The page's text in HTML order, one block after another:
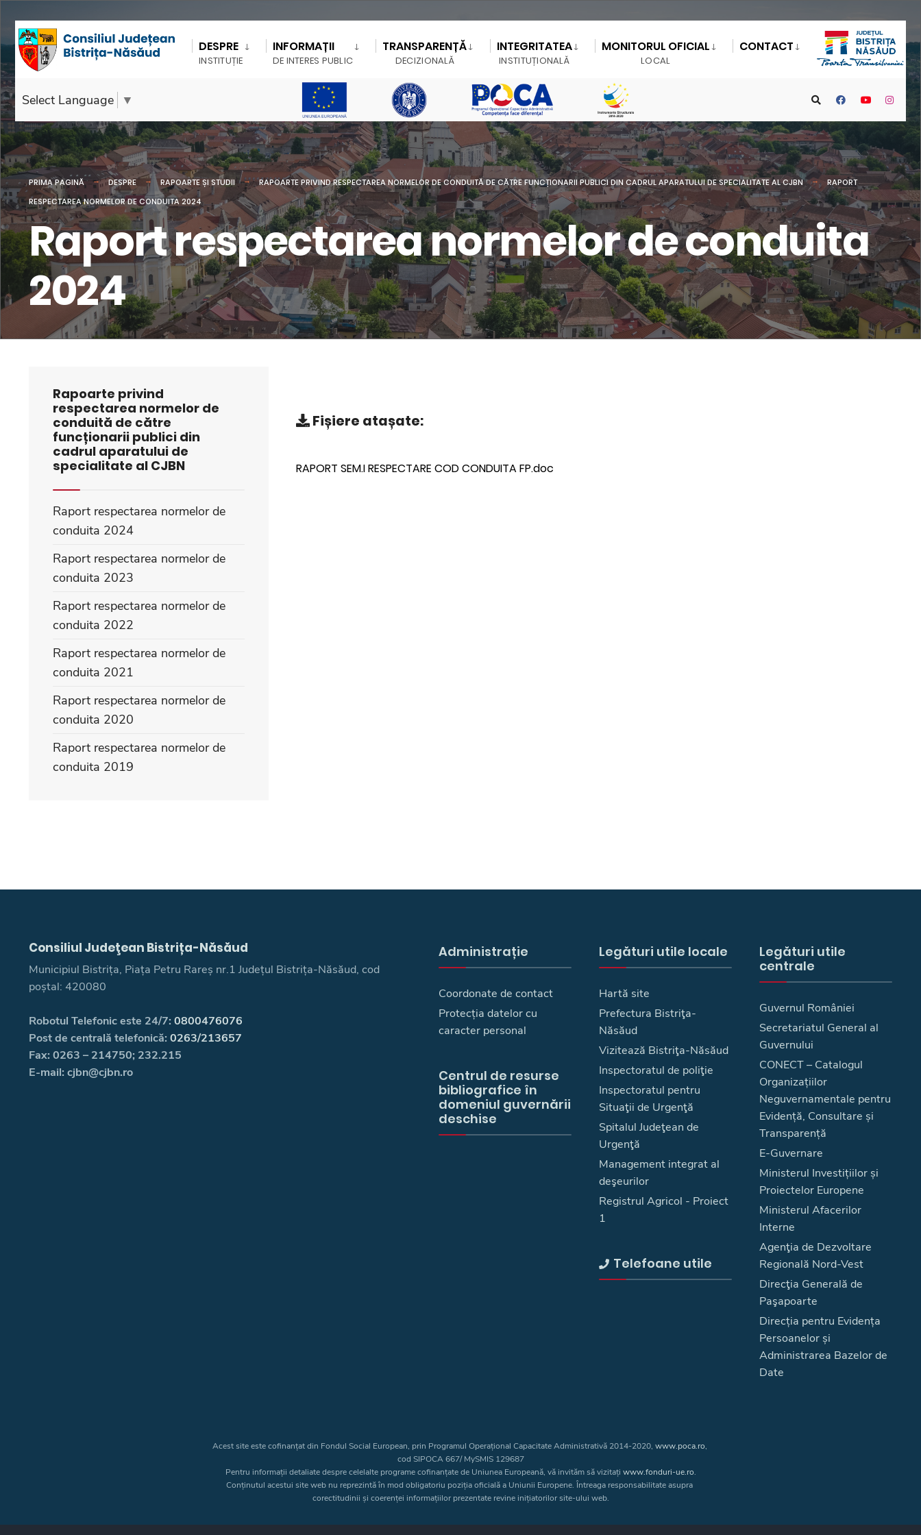
DESPRE
INSTITUȚIE
INFORMAȚII
DE INTERES PUBLIC
TRANSPARENȚĂ
DECIZIONALĂ
INTEGRITATEA
INSTITUȚIONALĂ
MONITORUL OFICIAL
LOCAL
CONTACT
Select Language ▼
PRIMA PAGINĂ DESPRE RAPOARTE ȘI STUDII RAPOARTE PRIVIND RESPECTAREA NORMELOR DE CONDUITĂ DE CĂTRE FUNCȚIONARII PUBLICI DIN CADRUL APARATULUI DE SPECIALITATE AL CJBN
RAPORT
RESPECTAREA NORMELOR DE CONDUITA 2024
Raport respectarea normelor de conduita
2024
Fișiere atașate:
RAPORT SEM.I RESPECTARE COD CONDUITA FP.doc
Rapoarte privind
respectarea normelor de
conduită de către
funcționarii publici din
cadrul aparatului de
specialitate al CJBN
Raport respectarea normelor de
conduita 2024
Raport respectarea normelor de
conduita 2023
Raport respectarea normelor de
conduita 2022
Raport respectarea normelor de
conduita 2021
Raport respectarea normelor de
conduita 2020
Raport respectarea normelor de
conduita 2019
Consiliul Judeţean Bistrița-Năsăud
Municipiul Bistrița, Piața Petru Rareș nr.1 Județul Bistrița-Năsăud, cod
poștal: 420080
Robotul Telefonic este 24/7: 0800476076
Post de centrală telefonică: 0263/213657
Fax: 0263 – 214750; 232.215
E-mail: cjbn@cjbn.ro
Administrație
Coordonate de contact
Protecția datelor cu
caracter personal
Centrul de resurse
bibliografice în
domeniul guvernării
deschise
Legături utile locale
Hartă site
Prefectura Bistriţa-
Năsăud
Vizitează Bistriţa-Năsăud
Inspectoratul de poliţie
Inspectoratul pentru
Situaţii de Urgenţă
Spitalul Judeţean de
Urgenţă
Management integrat al
deşeurilor
Registrul Agricol - Proiect
1
Telefoane utile
Legături utile
centrale
Guvernul României
Secretariatul General al
Guvernului
CONECT – Catalogul
Organizațiilor
Neguvernamentale pentru
Evidență, Consultare și
Transparență
E-Guvernare
Ministerul Investițiilor și
Proiectelor Europene
Ministerul Afacerilor
Interne
Agenţia de Dezvoltare
Regională Nord-Vest
Direcţia Generală de
Paşapoarte
Direcția pentru Evidența
Persoanelor și
Administrarea Bazelor de
Date
Acest site este cofinanțat din Fondul Social European, prin Programul Operațional Capacitate Administrativă 2014-2020, www.poca.ro,
cod SIPOCA 667/ MySMIS 129687
Pentru informații detaliate despre celelalte programe cofinanțate de Uniunea Europeană, vă invităm să vizitați www.fonduri-ue.ro.
Conținutul acestui site web nu reprezintă în mod obligatoriu poziția oficială a Uniunii Europene. Întreaga responsabilitate asupra
corectitudinii și coerenței informațiilor prezentate revine inițiatorilor site-ului web.
Copyright © 2026 - Consiliul Judeţean Bistrița-Năsăud